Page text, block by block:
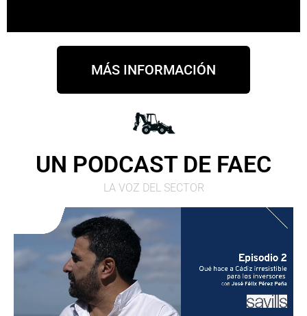
MÁS INFORMACIÓN
UN PODCAST DE FAEC
LA VOZ DEL SECTOR